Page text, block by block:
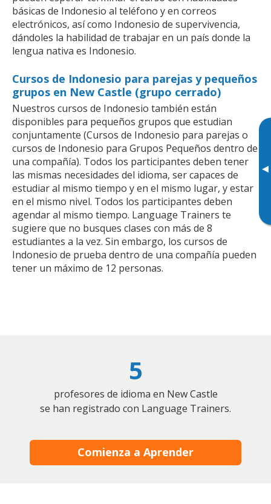
▸
básicas de Indonesio al teléfono y en correos
electrónicos, así como Indonesio de supervivencia,
dándoles la habilidad de trabajar en un país donde la
lengua nativa es Indonesio.
Cursos de Indonesio para parejas y pequeños
grupos en New Castle (grupo cerrado)
Nuestros cursos de Indonesio también están
disponibles para pequeños grupos que estudian
conjuntamente (Cursos de Indonesio para parejas o
cursos de Indonesio para Grupos Pequeños dentro de
una compañía). Todos los participantes deben tener
las mismas necesidades del idioma, ser capaces de
estudiar al mismo tiempo y en el mismo lugar, y estar
en el mismo nivel. Todos los participantes deben
agendar al mismo tiempo. Language Trainers te
sugiere que no busques clases con más de 8
estudiantes a la vez. Sin embargo, los cursos de
Indonesio de prueba dentro de una compañía pueden
tener un máximo de 12 personas.
5
profesores de idioma en New Castle
se han registrado con Language Trainers.
Comienza a Aprender